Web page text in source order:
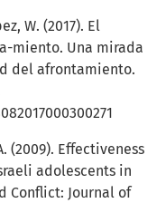
W. (2017). El
miento. Una mirada
del afrontamiento.
(2009). Effectiveness
adolescents in
Conflict: Journal of